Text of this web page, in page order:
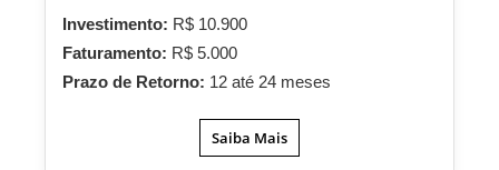
Investimento: R$ 10.900
Faturamento: R$ 5.000
Prazo de Retorno: 12 até 24 meses
Saiba Mais